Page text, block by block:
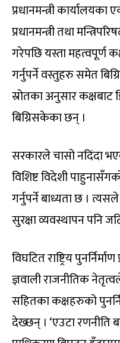
प्रधानमन्त्री
प्रधानमन्त्री तथा
गरेपछि यस्ता महत्वपूर्ण
गर्नुपर्ने वस्तुहरु समेत
स्रोतका अनुसार
बिग्रिसकेका छन् ।
सरकारले चासो नदिंदा
विशिष्ट विदेशी
गर्नुपर्ने बाध्यता छ ।
सुरक्षा व्यवस्थापन पनि
विघटित राष्ट्रिय
ज्ञवाली राजनीतिक
सहितका कक्षहरुको
देख्छन् । ‘एउटा रणनीति